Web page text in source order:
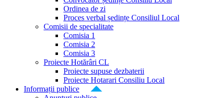
Ordinea de zi
Proces verbal ședințe Consiliul Local
Comisii de specialitate
Comisia 1
Comisia 2
Comisia 3
Proiecte Hotărâri CL
Proiecte supuse dezbaterii
Proiecte Hotarari Consiliu Local
Informații publice